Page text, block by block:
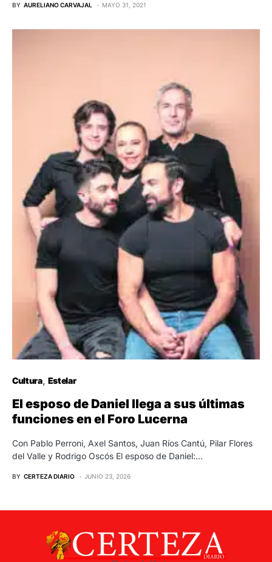
BY AURELIANO CARVAJAL MAYO 31, 2021
Cultura Estelar
El esposo de Daniel llega a sus últimas
funciones en el Foro Lucerna
Con Pablo Perroni, Axel Santos, Juan Ríos Cantú, Pilar Flores
del Valle y Rodrigo Oscós El esposo de Daniel:…
BY CERTEZA DIARIO JUNIO 23, 2026